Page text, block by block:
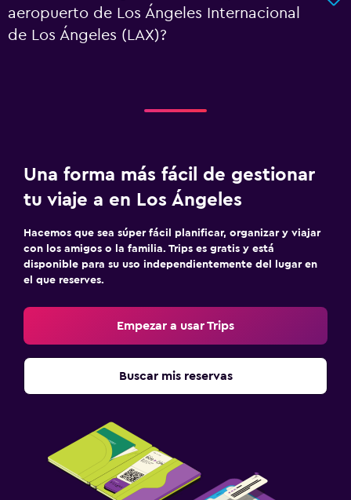
aeropuerto de Los Ángeles Internacional
de Los Ángeles (LAX)?
Una forma más fácil de gestionar
tu viaje a en Los Ángeles
Hacemos que sea súper fácil planificar, organizar y viajar
con los amigos o la familia. Trips es gratis y está
disponible para su uso independientemente del lugar en
el que reserves.
Empezar a usar Trips
Buscar mis reservas